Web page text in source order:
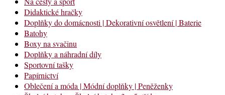
Didaktické hračky
Doplňky do domácnosti | Dekorativní osvětlení | Baterie
Batohy
Boxy na svačinu
Doplňky a náhradní díly
Sportovní tašky
Papírnictví
Oblečení a móda | Módní doplňky | Peněženky